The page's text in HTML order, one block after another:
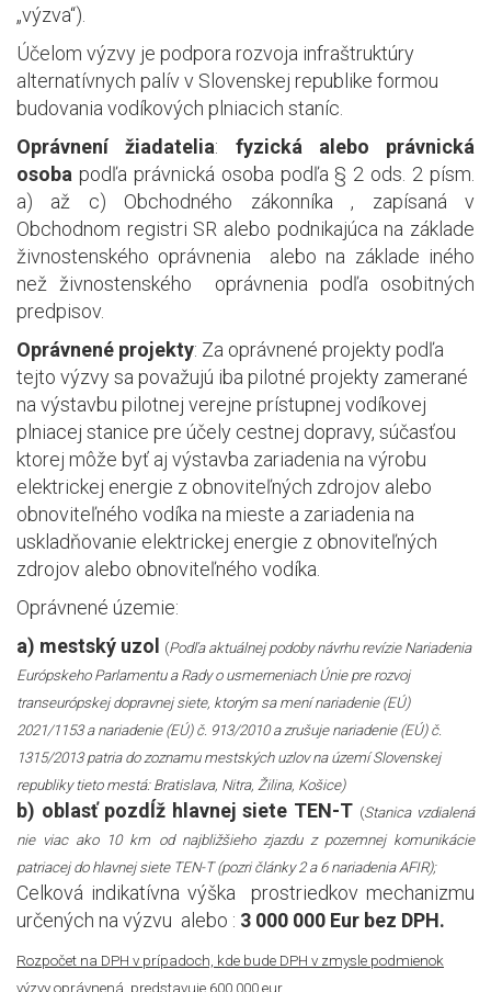
„výzva“).
Účelom výzvy je podpora rozvoja infraštruktúry
alternatívnych palív v Slovenskej republike formou
budovania vodíkových plniacich staníc.
Oprávnení žiadatelia: fyzická alebo právnická
osoba podľa právnická osoba podľa § 2 ods. 2 písm.
a) až c) Obchodného zákonníka , zapísaná v
Obchodnom registri SR alebo podnikajúca na základe
živnostenského oprávnenia
alebo na základe iného
než živnostenského
oprávnenia podľa osobitných
predpisov.
Oprávnené projekty: Za oprávnené projekty podľa
tejto výzvy sa považujú iba pilotné projekty zamerané
na výstavbu pilotnej verejne prístupnej vodíkovej
plniacej stanice pre účely cestnej dopravy, súčasťou
ktorej môže byť aj výstavba zariadenia na výrobu
elektrickej energie z obnoviteľných zdrojov alebo
obnoviteľného vodíka na mieste a zariadenia na
uskladňovanie elektrickej energie z obnoviteľných
zdrojov alebo obnoviteľného vodíka.
Oprávnené územie:
a) mestský uzol (Podľa aktuálnej podoby návrhu revízie Nariadenia
Európskeho Parlamentu a Rady o usmerneniach Únie pre rozvoj
transeurópskej dopravnej siete, ktorým sa mení nariadenie (EÚ)
2021/1153 a nariadenie (EÚ) č. 913/2010 a zrušuje nariadenie (EÚ) č.
1315/2013 patria do zoznamu mestských uzlov na území Slovenskej
republiky tieto mestá: Bratislava, Nitra, Žilina, Košice)
b) oblasť pozdĺž hlavnej siete TEN-T (Stanica vzdialená
nie viac ako 10 km od najbližšieho zjazdu z pozemnej komunikácie
patriacej do hlavnej siete TEN-T (pozri články 2 a 6 nariadenia AFIR);
Celková indikatívna výška
prostriedkov mechanizmu
určených na výzvu alebo : 3 000 000 Eur bez DPH.
Rozpočet na DPH v prípadoch, kde bude DPH v zmysle podmienok
výzvy oprávnená, predstavuje 600 000 eur.